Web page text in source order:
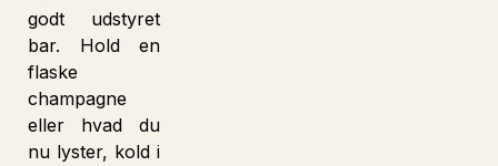
godt udstyret
bar. Hold en
flaske
champagne
eller hvad du
nu lyster, kold i